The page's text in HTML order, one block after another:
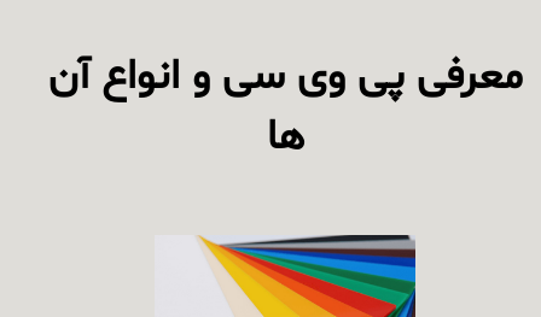
معرفی پی وی سی و انواع آن
ها